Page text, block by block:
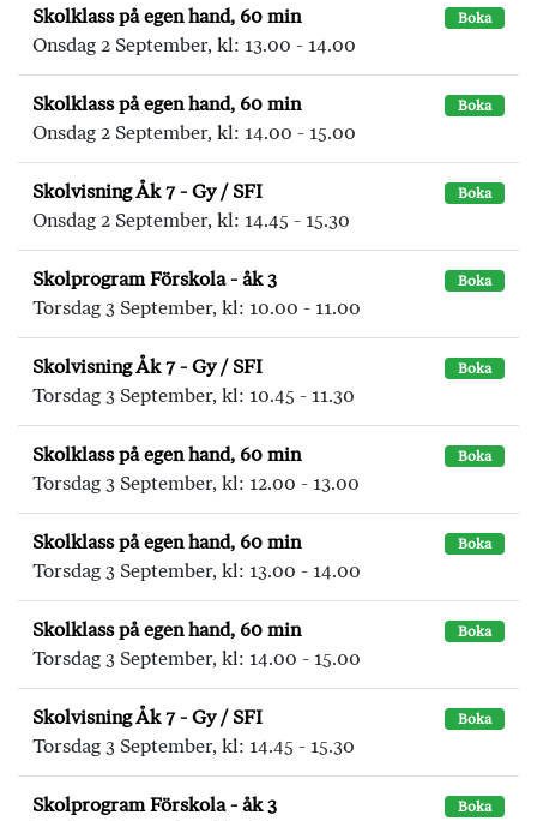
Skolklass på egen hand, 60 min Boka
Onsdag 2 September, kl: 13.00 - 14.00
Skolklass på egen hand, 60 min Boka
Onsdag 2 September, kl: 14.00 - 15.00
Skolvisning Åk 7 - Gy / SFI Boka
Onsdag 2 September, kl: 14.45 - 15.30
Skolprogram Förskola - åk 3 Boka
Torsdag 3 September, kl: 10.00 - 11.00
Skolvisning Åk 7 - Gy / SFI Boka
Torsdag 3 September, kl: 10.45 - 11.30
Skolklass på egen hand, 60 min Boka
Torsdag 3 September, kl: 12.00 - 13.00
Skolklass på egen hand, 60 min Boka
Torsdag 3 September, kl: 13.00 - 14.00
Skolklass på egen hand, 60 min Boka
Torsdag 3 September, kl: 14.00 - 15.00
Skolvisning Åk 7 - Gy / SFI Boka
Torsdag 3 September, kl: 14.45 - 15.30
Skolprogram Förskola - åk 3 Boka